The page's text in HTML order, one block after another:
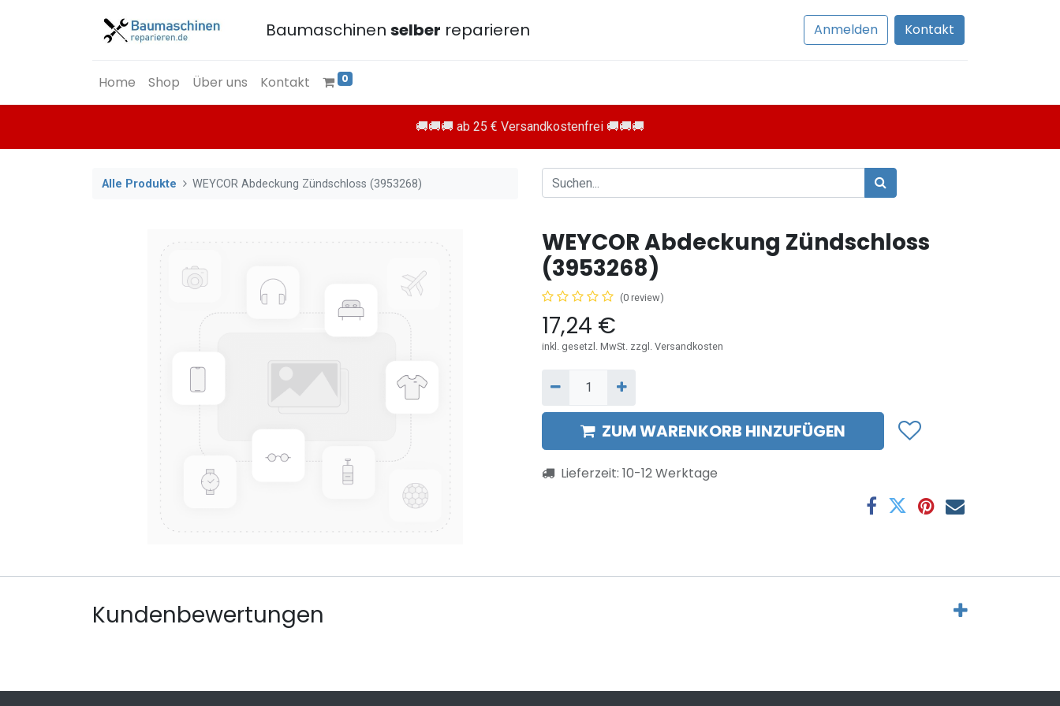
Baumaschinen selber reparieren Anmelden Kontakt
Home Shop Über uns Kontakt 0
🚚🚚🚚 ab 25 € Versandkostenfrei 🚚🚚🚚
Alle Produkte WEYCOR Abdeckung Zündschloss (3953268)
WEYCOR Abdeckung Zündschloss
(3953268)
(0 review)
17,24 €
inkl. gesetzl. MwSt. zzgl. Versandkosten
ZUM WARENKORB HINZUFÜGEN
Lieferzeit: 10-12Werktage
Kundenbewertungen